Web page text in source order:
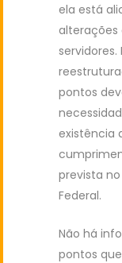
ela está
alterações
pontos
existência
prevista
Federal.
Não há
pontos